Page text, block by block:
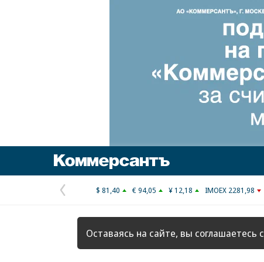
Предыдущая
страница
$ 81,40 € 94,05 ¥ 12,18 IMOEX 2281,98
Оставаясь на сайте, вы соглашаетесь с